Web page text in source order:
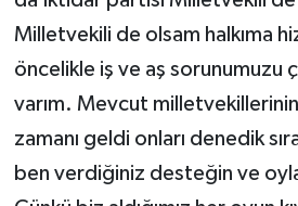
Milletvekili de olsam halkıma
öncelikle iş ve aş sorunumuzu
varım. Mevcut
zamanı geldi onları denedik
ben verdiğiniz desteğin ve